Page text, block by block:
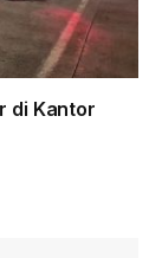
di Kantor